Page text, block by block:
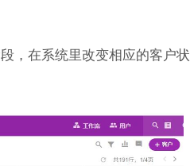
，在系统里改变相应的客户状